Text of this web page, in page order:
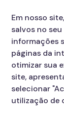
Em nosso
salvos no
informações
páginas da
otimizar sua
site,
selecionar
utilização de